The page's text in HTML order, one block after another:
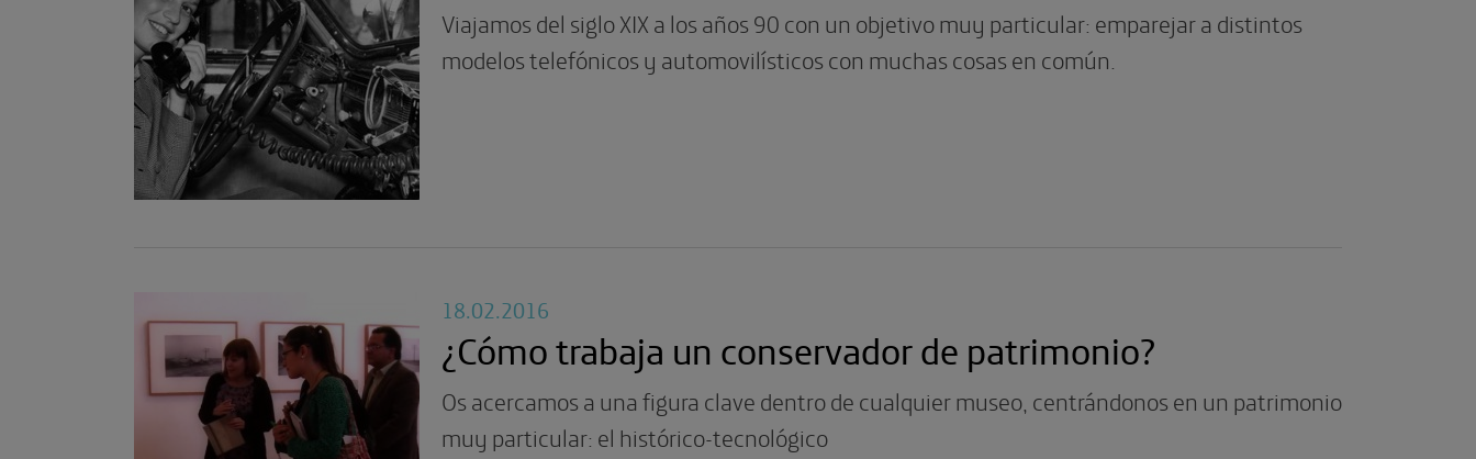
Viajamos del siglo XIX a los años 90 con un objetivo muy particular: emparejar a distintos
modelos telefónicos y automovilísticos con muchas cosas en común.
18.02.2016
¿Cómo trabaja un conservador de patrimonio?
Os acercamos a una figura clave dentro de cualquier museo, centrándonos en un patrimonio
muy particular: el histórico-tecnológico